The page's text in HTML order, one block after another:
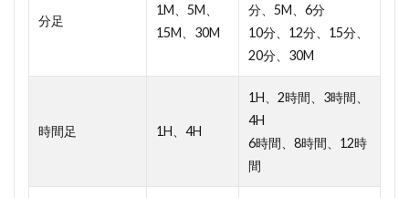
分足
1M、5M、
15M、30M
分、5M、6分
10分、12分、15分、
20分、30M
時間足 1H、4H
1H、2時間、3時間、
4H
6時間、8時間、12時
間